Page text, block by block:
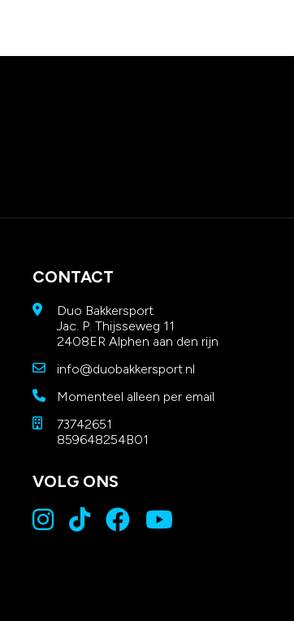
CONTACT
Duo Bakkersport
Jac. P. Thijsseweg 11
2408ER Alphen aan den rijn
info@duobakkersport.nl
Momenteel alleen per email
73742651
859648254B01
VOLG ONS